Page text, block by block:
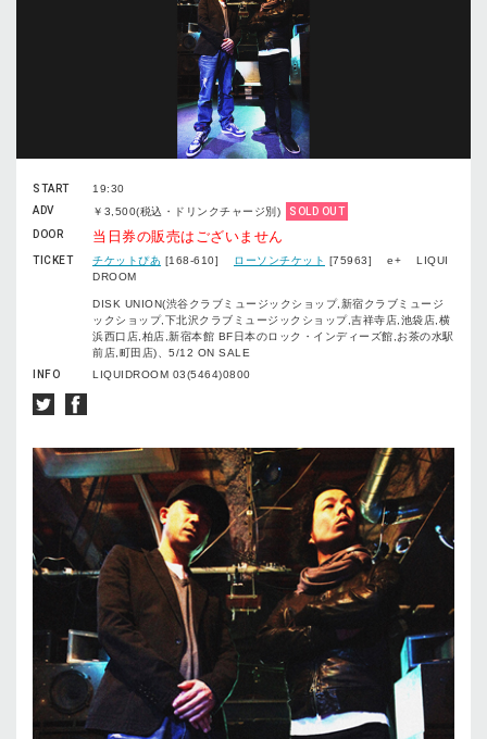
START
19:30
ADV
￥3,500(税込・ドリンクチャージ別)
SOLD OUT
DOOR
当日券の販売はございません
TICKET チケットぴあ [168-610] ローソンチケット [75963] e+ LIQUI
DROOM
DISK UNION(渋谷クラブミュージックショップ,新宿クラブミュージ
ックショップ,下北沢クラブミュージックショップ,吉祥寺店,池袋店,横
浜西口店,柏店,新宿本館 BF日本のロック・インディーズ館,お茶の水駅
前店,町田店)、5/12 ON SALE
INFO
LIQUIDROOM 03(5464)0800